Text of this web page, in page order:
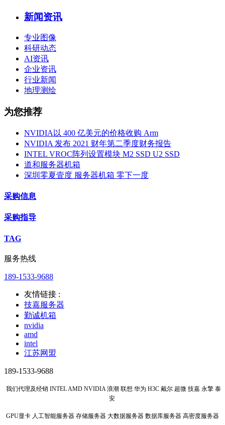
新闻资讯
专业图像
科研动态
AI资讯
企业资讯
行业新闻
地理测绘
为您推荐
NVIDIA以 400 亿美元的价格收购 Arm
NVIDIA 发布 2021 财年第二季度财务报告
INTEL VROC阵列设置模块 M2 SSD U2 SSD
道和服务器机箱
深圳零夏壹度 服务器机箱 零下一度
采购信息
采购指导
TAG
服务热线
189-1533-9688
友情链接 :
技嘉服务器
勤诚机箱
nvidia
amd
intel
江苏网盟
189-1533-9688
我们代理及经销 INTEL AMD NVIDIA 浪潮 联想 华为 H3C 戴尔 超微 技嘉 永擎 泰
安
GPU显卡 人工智能服务器 存储服务器 大数据服务器 数据库服务器 高密度服务器